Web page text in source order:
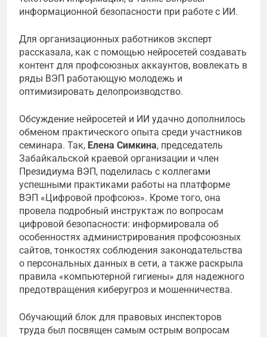
информационной безопасности при работе с ИИ.
Для организационных работников эксперт
рассказала, как с помощью нейросетей создавать
контент для профсоюзных аккаунтов, вовлекать в
ряды ВЭП работающую молодежь и
оптимизировать делопроизводство.
Обсуждение нейросетей и ИИ удачно дополнилось
обменом практического опыта среди участников
семинара. Так, Елена Симкина, председатель
Забайкальской краевой организации и член
Президиума ВЭП, поделилась с коллегами
успешными практиками работы на платформе
ВЭП «Цифровой профсоюз». Кроме того, она
провела подробный инструктаж по вопросам
цифровой безопасности: информировала об
особенностях администрирования профсоюзных
сайтов, тонкостях соблюдения законодательства
о персональных данных в сети, а также раскрыла
правила «компьютерной гигиены» для надежного
предотвращения киберугроз и мошенничества.
Обучающий блок для правовых инспекторов
труда был посвящен самым острым вопросам